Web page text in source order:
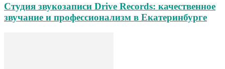
Студия звукозаписи Drive Records: качественное
звучание и профессионализм в Екатеринбурге